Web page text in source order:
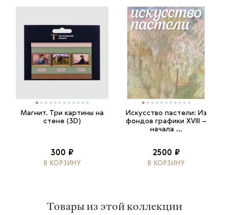
Магнит. Три картины на
стене (3D)
300 ₽
В КОРЗИНУ
Искусство пастели: Из
фондов графики XVIII –
начала ...
2500 ₽
В КОРЗИНУ
Товары из этой коллекции